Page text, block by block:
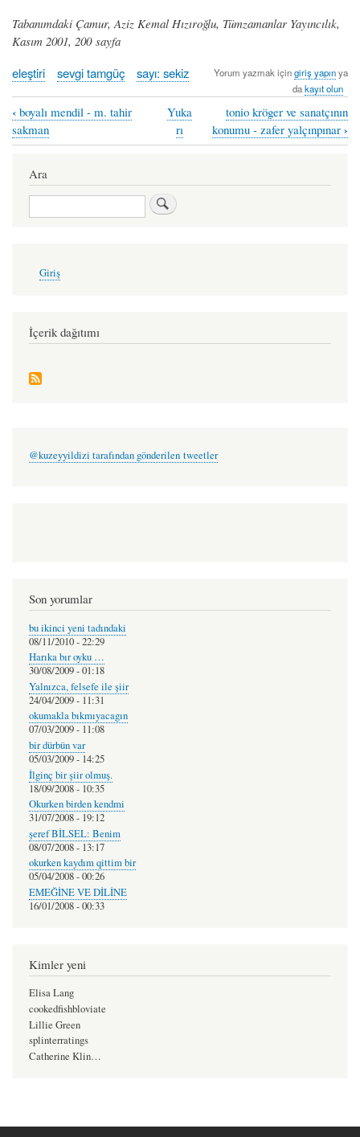
Tabanımdaki Çamur, Aziz Kemal Hızıroğlu, Tümzamanlar Yayıncılık,
Kasım 2001, 200 sayfa
eleştiri sevgi tamgüç sayı: sekiz Yorum yazmak içingiriş yapınya
dakayıt olun
Book
traversal
links
for
“tabanımdaki
sevgi
‹ boyalı mendil - m. tahir
sakman
Yuka
rı
tonio kröger ve sanatçının
konumu - zafer yalçınpınar ›
Ara
Ara
account
Giriş
İçerik dağıtımı
@kuzeyyildizi tarafından gönderilen tweetler
Son yorumlar
bu ikinci yeni tadındaki
08/11/2010 - 22:29
Harıka bır oyku …
30/08/2009 - 01:18
Yalnızca, felsefe ile şiir
24/04/2009 - 11:31
okumakla bıkmıyacagın
07/03/2009 - 11:08
bir dürbün var
05/03/2009 - 14:25
İlginç bir şiir olmuş.
18/09/2008 - 10:35
Okurken birden kendmi
31/07/2008 - 19:12
şeref BİLSEL: Benim
08/07/2008 - 13:17
okurken kaydım qittim bir
05/04/2008 - 00:26
EMEĞİNE VE DİLİNE
16/01/2008 - 00:33
Kimler yeni
Elisa Lang
cookedfishbloviate
Lillie Green
splinterratings
Catherine Klin…